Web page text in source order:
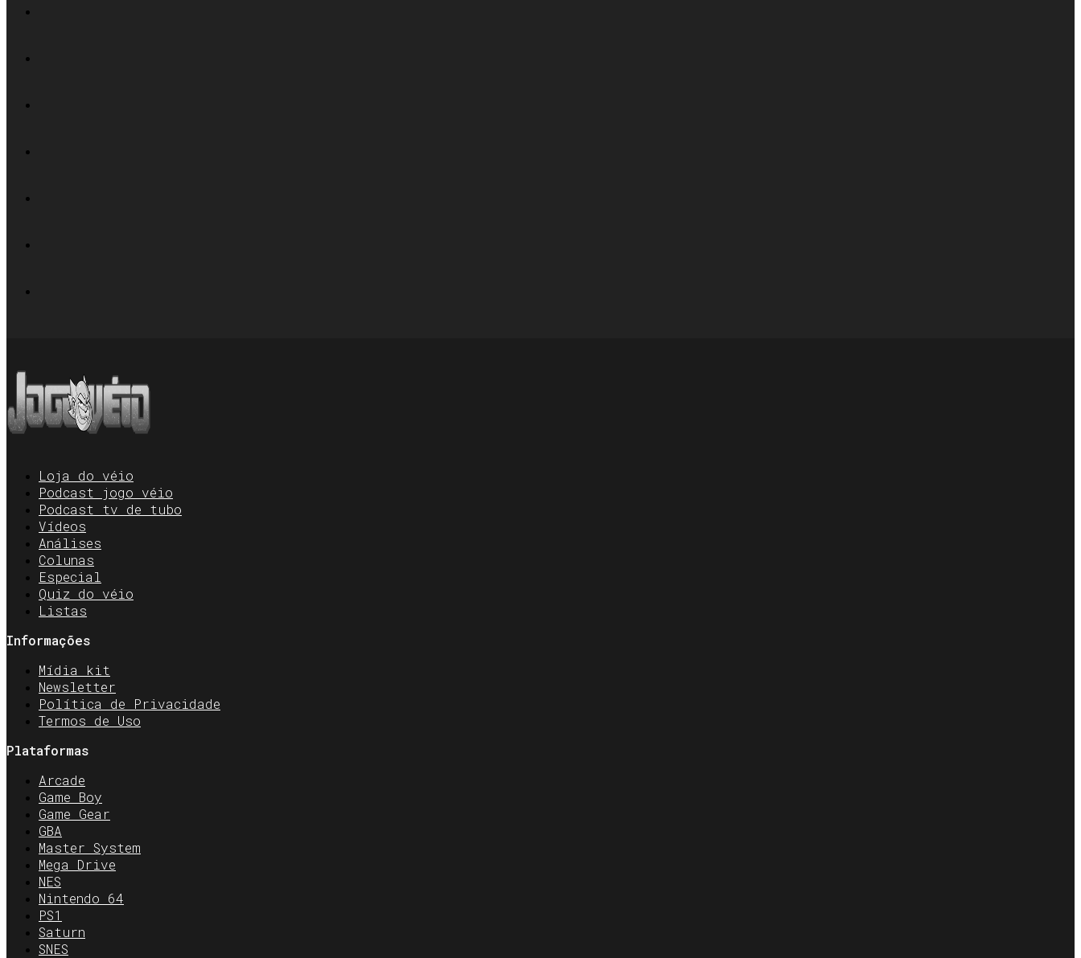
Loja do véio
Podcast jogo véio
Podcast tv de tubo
Vídeos
Análises
Colunas
Especial
Quiz do véio
Listas
Informações
Mídia kit
Newsletter
Política de Privacidade
Termos de Uso
Plataformas
Arcade
Game Boy
Game Gear
GBA
Master System
Mega Drive
NES
Nintendo 64
PS1
Saturn
SNES